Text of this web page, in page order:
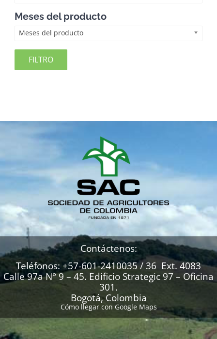
Meses del producto
Meses del producto
FILTRO
Contáctenos:
Teléfonos: +57-601-2410035 / 36 Ext. 4083
Calle 97a N° 9 – 45. Edificio Strategic 97 – Oficina
301.
Bogotá, Colombia
Cómo llegar con Google Maps